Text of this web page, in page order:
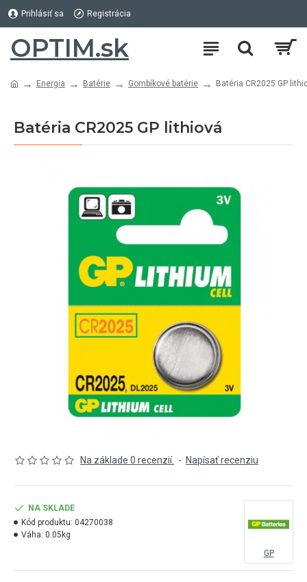
Prihlásiť sa Registrácia
OPTIM.sk
Energia Batérie Gombíkové batérie Batéria CR2025 GP
Batéria CR2025 GP lithiová
Na základe 0 recenzií. - Napísať recenziu
NA SKLADE
Kód produktu: 04270038
Váha: 0.05kg
GP